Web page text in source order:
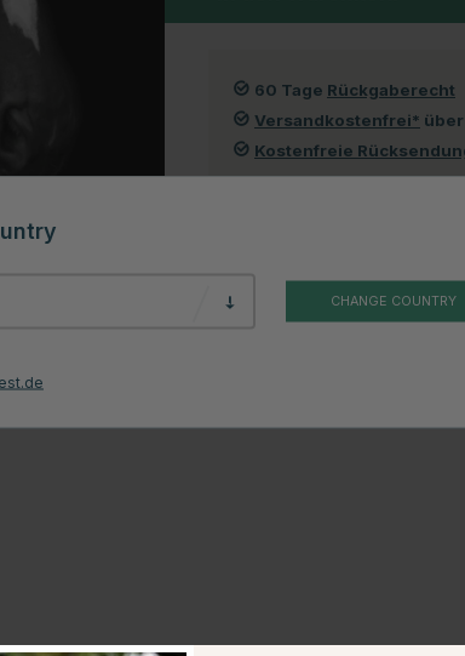
60 Tage Rückgaberecht
Versandkostenfrei* über
Kostenfreie
einem anatomisch weich gepolsterten Nasenriemen und
Stirnband ist mit glitzernden Steinen verziert, die einen
ist dieser Zaum sowohl langlebig als auch pflegeleicht.
Reiten gibt.
Komfort als auch Ästhetik schätzen.
CHANGE COUNTRY